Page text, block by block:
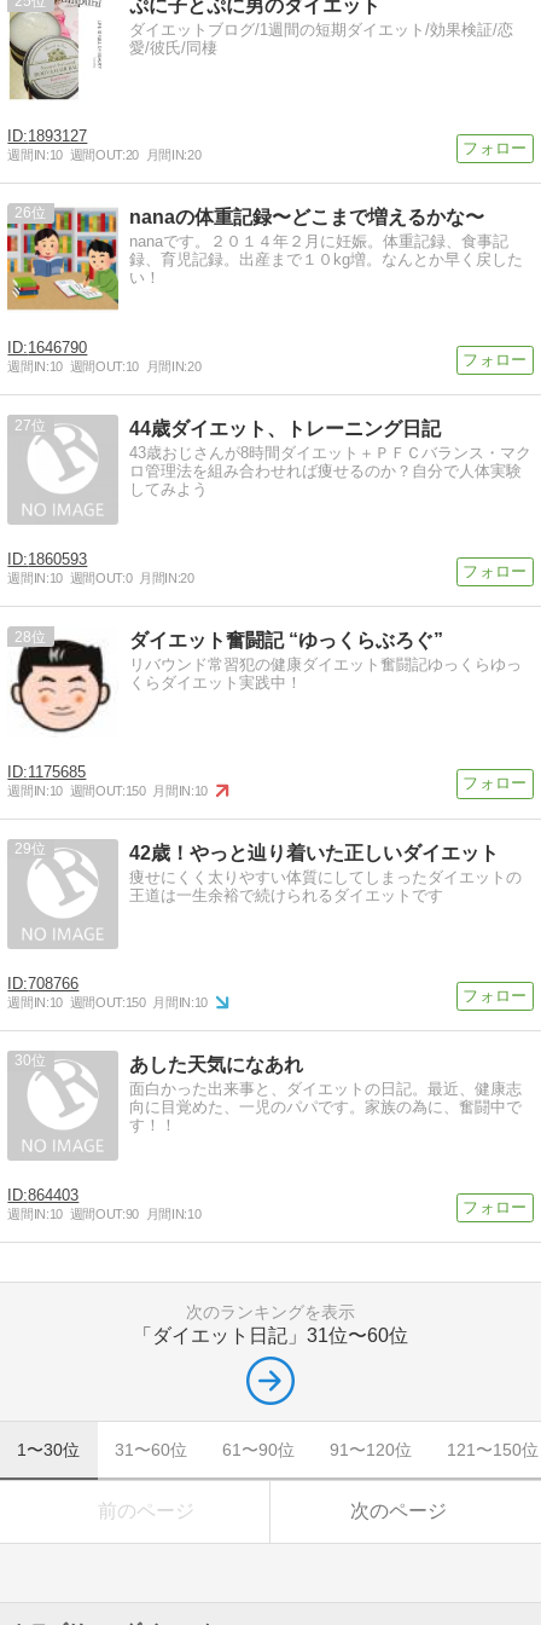
ぷに子とぷに男のダイエット
ダイエットブログ/1週間の短期ダイエット/効果検証/恋
愛/彼氏/同棲
1893127
週間IN:10 週間OUT:20 月間IN:20
26 nanaの体重記録〜どこまで増えるかな〜
nanaです。２０１４年２月に妊娠。体重記録、食事記
録、育児記録。出産まで１０kg増。なんとか早く戻した
い！
1646790
週間IN:10 週間OUT:10 月間IN:20
27 44歳ダイエット、トレーニング日記
43歳おじさんが8時間ダイエット＋ＰＦＣバランス・マク
ロ管理法を組み合わせれば痩せるのか？自分で人体実験
してみよう
1860593
週間IN:10 週間OUT:0 月間IN:20
28 ダイエット奮闘記 “ゆっくらぶろぐ”
リバウンド常習犯の健康ダイエット奮闘記ゆっくらゆっ
くらダイエット実践中！
1175685
週間IN:10 週間OUT:150 月間IN:10
29 42歳！やっと辿り着いた正しいダイエット
痩せにくく太りやすい体質にしてしまったダイエットの
王道は一生余裕で続けられるダイエットです
708766
週間IN:10 週間OUT:150 月間IN:10
30 あした天気になあれ
面白かった出来事と、ダイエットの日記。最近、健康志
向に目覚めた、一児のパパです。家族の為に、奮闘中で
す！！
864403
週間IN:10 週間OUT:90 月間IN:10
次のランキングを表示
「ダイエット日記」 31位〜60位
1〜30位 31〜60位 61〜90位 91〜120位 121〜150位
前のページ 次のページ